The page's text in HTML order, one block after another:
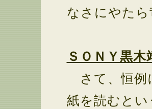
なさにやた
ＳＯＮＹ黒
さて、恒例
紙を読むと